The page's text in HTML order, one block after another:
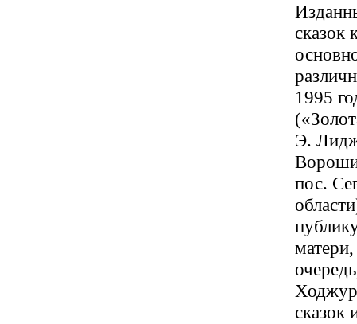
сказок
1995
Э.
пос.
сказок